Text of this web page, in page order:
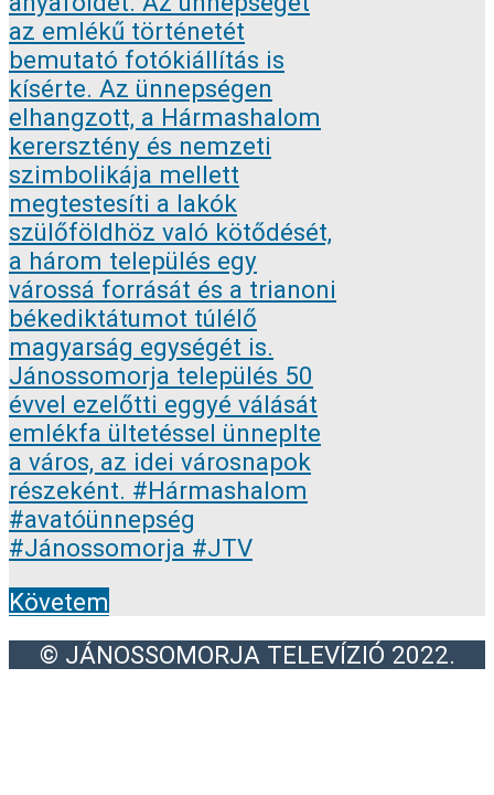
Követem
© JÁNOSSOMORJA TELEVÍZIÓ 2022.